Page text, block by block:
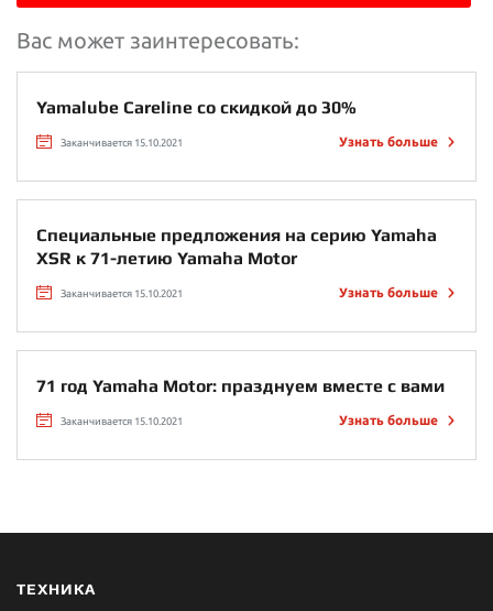
Вас может заинтересовать:
Yamalube Careline со скидкой до 30%
Заканчивается 15.10.2021 Узнать больше
Специальные предложения на серию Yamaha
XSR к 71-летию Yamaha Motor
Заканчивается 15.10.2021 Узнать больше
71 год Yamaha Motor: празднуем вместе с вами
Заканчивается 15.10.2021 Узнать больше
ТЕХНИКА